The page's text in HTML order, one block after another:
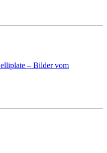
– Bilder vom